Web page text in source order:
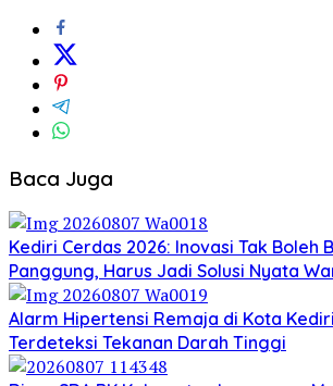
Baca Juga
Kediri Cerdas 2026: Inovasi Tak Boleh
Panggung, Harus Jadi Solusi Nyata
Alarm Hipertensi Remaja di Kota
Terdeteksi Tekanan Darah Tinggi